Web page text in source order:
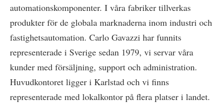
automationskomponenter. I våra fabriker tillverkas
produkter för de globala marknaderna inom industri och
fastighetsautomation. Carlo Gavazzi har funnits
representerade i Sverige sedan 1979, vi servar våra
kunder med försäljning, support och administration.
Huvudkontoret ligger i Karlstad och vi finns
representerade med lokalkontor på flera platser i landet.